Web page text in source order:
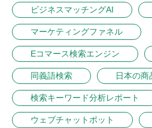
ビジネスマッチングAI
マーケティングファネル
Eコマース検索エンジン
同義語検索 日本の商
検索キーワード分析レポート
ウェブチャットボット